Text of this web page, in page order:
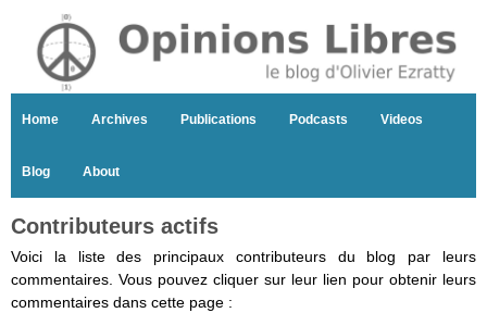
Home Archives Publications Podcasts Videos
Blog About
Contributeurs actifs
Voici la liste des principaux contributeurs du blog par leurs
commentaires. Vous pouvez cliquer sur leur lien pour obtenir leurs
commentaires dans cette page :